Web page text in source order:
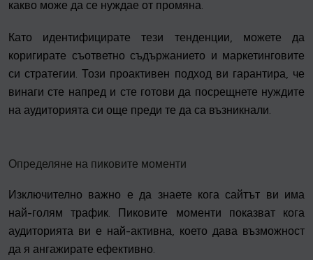
какво може да се нуждае от промяна.
Като идентифицирате тези тенденции, можете да
коригирате съответно съдържанието и маркетинговите
си стратегии. Този проактивен подход ви гарантира, че
винаги сте напред и сте готови да посрещнете нуждите
на аудиторията си още преди те да са възникнали.
Определяне на пиковите моменти
Изключително важно е да знаете кога сайтът ви има
най-голям трафик. Пиковите моменти показват кога
аудиторията ви е най-активна, което дава възможност
да я ангажирате ефективно.